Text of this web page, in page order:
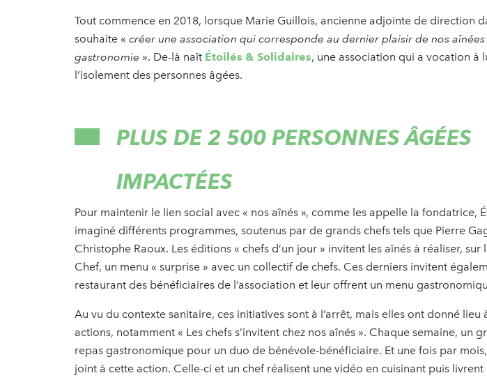
Tout commence en 2018, lorsque Marie Guillois, ancienne adjointe de direction
souhaite « créer une association qui corresponde au dernier plaisir de nos
gastronomie ». De-là naît Étoilés & Solidaires, une association qui a vocation à
l’isolement des personnes âgées.
PLUS DE 2 500 PERSONNES ÂGÉES
IMPACTÉES
Pour maintenir le lien social avec « nos aînés », comme les appelle la fondatrice,
imaginé différents programmes, soutenus par de grands chefs tels que Pierre
Christophe Raoux. Les éditions « chefs d’un jour » invitent les aînés à réaliser, sur
Chef, un menu « surprise » avec un collectif de chefs. Ces derniers invitent
restaurant des bénéficiaires de l’association et leur offrent un menu
Au vu du contexte sanitaire, ces initiatives sont à l’arrêt, mais elles ont donné lieu
actions, notamment « Les chefs s’invitent chez nos aînés ». Chaque semaine, un
repas gastronomique pour un duo de bénévole-bénéficiaire. Et une fois par
joint à cette action. Celle-ci et un chef réalisent une vidéo en cuisinant puis livrent